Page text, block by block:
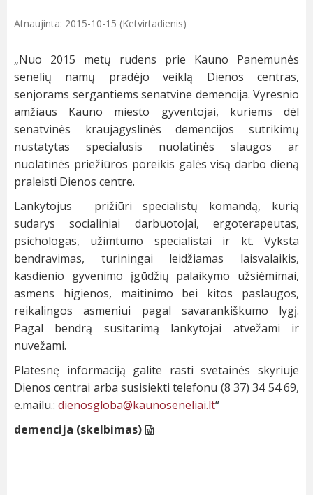
Atnaujinta: 2015-10-15 (Ketvirtadienis)
„Nuo 2015 metų rudens prie Kauno Panemunės
senelių namų pradėjo veiklą Dienos centras,
senjorams sergantiems senatvine demencija. Vyresnio
amžiaus Kauno miesto gyventojai, kuriems dėl
senatvinės kraujagyslinės demencijos sutrikimų
nustatytas specialusis nuolatinės slaugos ar
nuolatinės priežiūros poreikis galės visą darbo dieną
praleisti Dienos centre.
Lankytojus prižiūri specialistų komandą, kurią
sudarys socialiniai darbuotojai, ergoterapeutas,
psichologas, užimtumo specialistai ir kt. Vyksta
bendravimas, turiningai leidžiamas laisvalaikis,
kasdienio gyvenimo įgūdžių palaikymo užsiėmimai,
asmens higienos, maitinimo bei kitos paslaugos,
reikalingos asmeniui pagal savarankiškumo lygį.
Pagal bendrą susitarimą lankytojai atvežami ir
nuvežami.
Platesnę informaciją galite rasti svetainės skyriuje
Dienos centrai arba susisiekti telefonu (8 37) 34 54 69,
e.mailu.: dienosgloba@kaunoseneliai.lt“
demencija (skelbimas)